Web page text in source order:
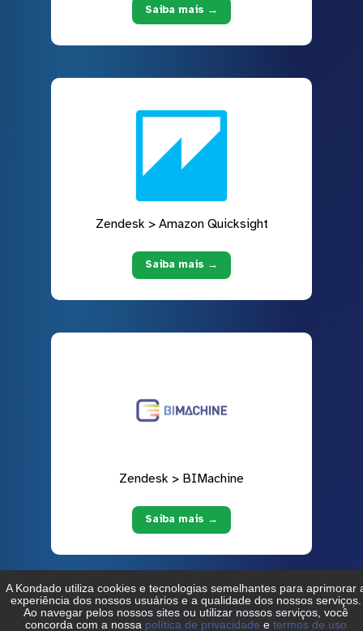
Saiba mais →
Zendesk > Amazon Quicksight
Saiba mais →
Zendesk > BIMachine
Saiba mais →